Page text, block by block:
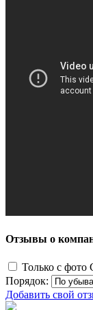
Отзывы о
Только с фото
Порядок:
Добавить свой